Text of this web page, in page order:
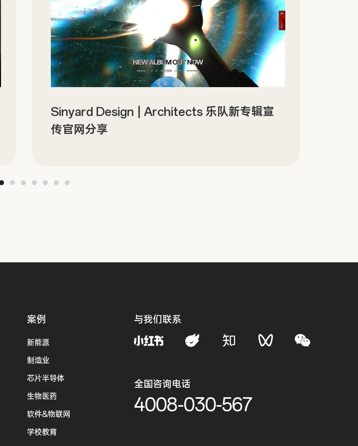
Sinyard Design | Architects 乐队新专辑宣
传官网分享
案例
新能源
制造业
芯片半导体
生物医药
软件&物联网
学校教育
与我们联系
全国咨询电话
4008-030-567